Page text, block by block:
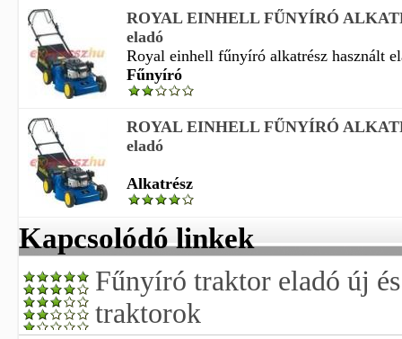
ROYAL EINHELL FŰNYÍRÓ
eladó
Royal einhell fűnyíró alkatrész használt
Fűnyíró
ROYAL EINHELL FŰNYÍRÓ
eladó
Alkatrész
Kapcsolódó linkek
Fűnyíró traktor eladó új
traktorok